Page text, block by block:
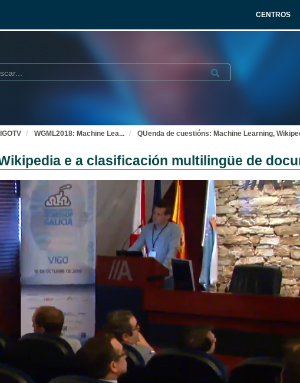
CENTROS
Submit
WGML2018: Machine Lea... QUenda de cuestións: Machine Learning,
e a clasificación multilingüe de